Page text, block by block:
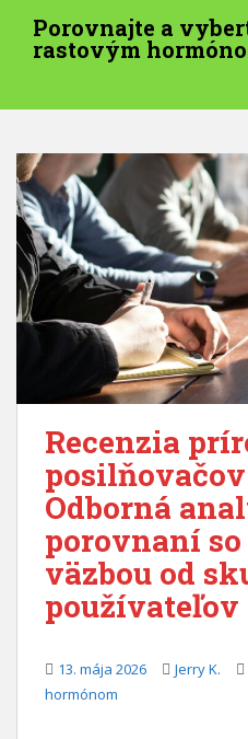
k
Porovnajte a
rastovým
Recenzia
posilňovačov
Odborná
porovnaní
väzbou od
používateľov
13. mája 2026 Jerry K.
hormónom